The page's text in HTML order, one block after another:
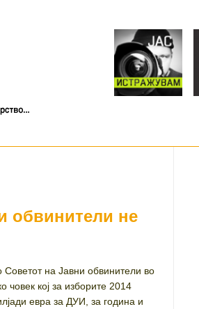
обвинители не
Советот на Јавни обвинители во
човек кој за изборите 2014
евра за ДУИ, за година и